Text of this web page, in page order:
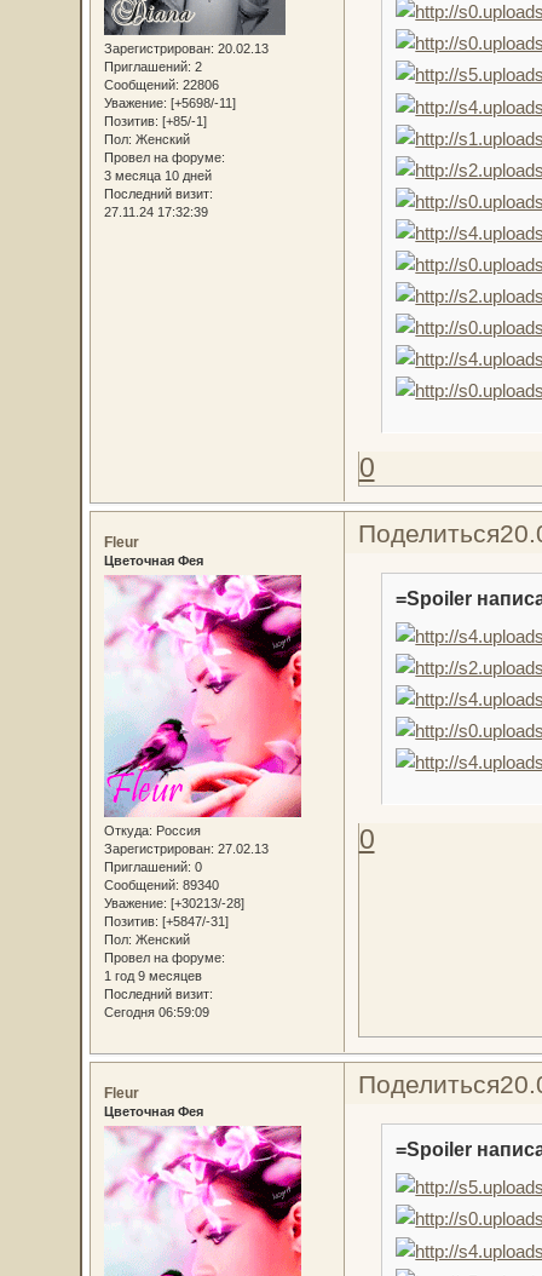
Зарегистрирован: 20.02.13
Приглашений: 2
Сообщений: 22806
Уважение: [+5698/-11]
Позитив: [+85/-1]
Пол: Женский
Провел на форуме:
3 месяца 10 дней
Последний визит:
27.11.24 17:32:39
0
Поделиться
Fleur
Цветочная Фея
Откуда: Россия
Зарегистрирован: 27.02.13
Приглашений: 0
Сообщений: 89340
Уважение: [+30213/-28]
Позитив: [+5847/-31]
Пол: Женский
Провел на форуме:
1 год 9 месяцев
Последний визит:
Сегодня 06:59:09
=Spoiler
0
Поделиться
Fleur
Цветочная Фея
=Spoiler